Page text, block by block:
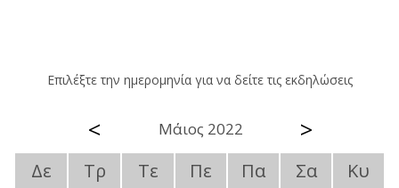
Επιλέξτε την ημερομηνία για να δείτε τις εκδηλώσεις
< Μάιος 2022 >
Δε Τρ Τε Πε Πα Σα Κυ